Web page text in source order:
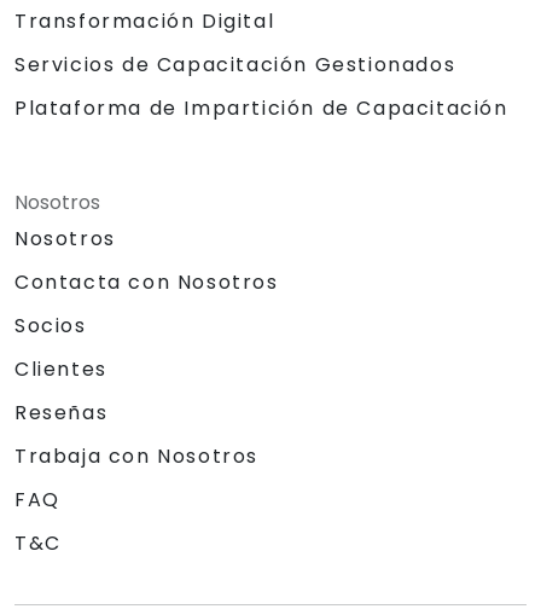
Transformación Digital
Servicios de Capacitación Gestionados
Plataforma de Impartición de Capacitación
Nosotros
Nosotros
Contacta con Nosotros
Socios
Clientes
Reseñas
Trabaja con Nosotros
FAQ
T&C